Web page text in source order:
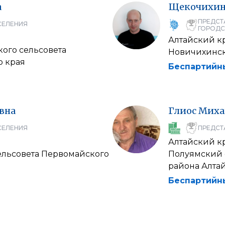
сельсовета
края
Алтайский
Первомайского
Глиос
Алтайский
Полуямский
района